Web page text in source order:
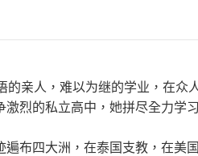
亲人，难以为继的学业，在众
烈的私立高中，她拼尽全力学
布四大洲，在泰国支教，在美